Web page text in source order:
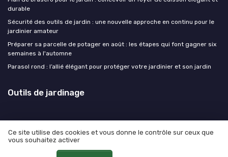
durable
Sécurité des outils de jardin : une nouvelle approche en continu pour le
jardinier amateur
Préparer sa parcelle de potager en août : les étapes qui font gagner six
semaines à l'automne
Parasol rond : l’allié élégant pour protéger votre jardinier et son jardin
Outils de jardinage
Mentions légales
Ce site utilise des cookies et vous donne le contrôle sur ceux que
vous souhaitez activer